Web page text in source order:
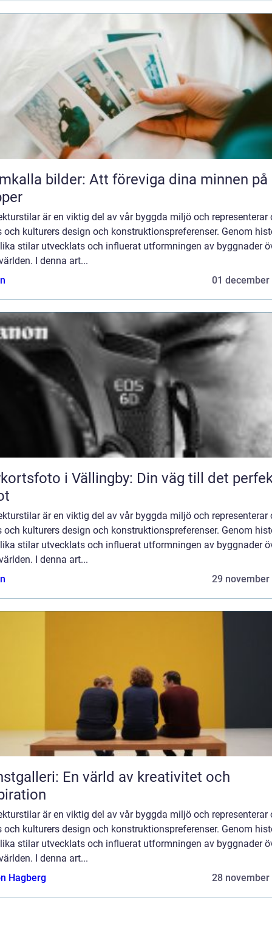
bilder: Att föreviga dina minnen på
är en viktig del av vår byggda miljö och representerar
och kulturers design och konstruktionspreferenser. Genom
stilar utvecklats och influerat utformningen av byggnader
I denna art...
01 december
i Vällingby: Din väg till det
är en viktig del av vår byggda miljö och representerar
och kulturers design och konstruktionspreferenser. Genom
stilar utvecklats och influerat utformningen av byggnader
I denna art...
29 november
En värld av kreativitet och
är en viktig del av vår byggda miljö och representerar
och kulturers design och konstruktionspreferenser. Genom
stilar utvecklats och influerat utformningen av byggnader
I denna art...
Hagberg
28 november